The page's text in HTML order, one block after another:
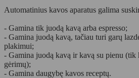
Automatinius kavos aparatus galima
- Gamina tik juodą kavą arba espresso;
- Gamina juodą kavą, tačiau turi garų
plakimui;
- Gamina juodą kavą ir kavą su pienu (tik
gėrimų);
- Gamina daugybę kavos receptų.